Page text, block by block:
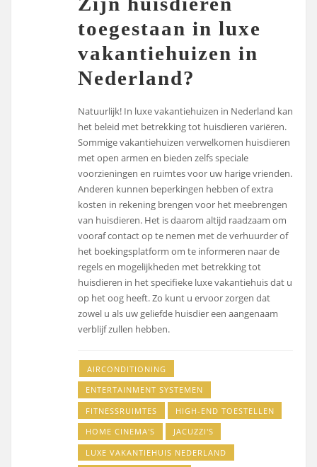
toegestaan in luxe
vakantiehuizen in
Nederland?
Natuurlijk! In luxe vakantiehuizen in Nederland kan
het beleid met betrekking tot huisdieren variëren.
Sommige vakantiehuizen verwelkomen huisdieren
met open armen en bieden zelfs speciale
voorzieningen en ruimtes voor uw harige vrienden.
Anderen kunnen beperkingen hebben of extra
kosten in rekening brengen voor het meebrengen
van huisdieren. Het is daarom altijd raadzaam om
vooraf contact op te nemen met de verhuurder of
het boekingsplatform om te informeren naar de
regels en mogelijkheden met betrekking tot
huisdieren in het specifieke luxe vakantiehuis dat u
op het oog heeft. Zo kunt u ervoor zorgen dat
zowel u als uw geliefde huisdier een aangenaam
verblijf zullen hebben.
AIRCONDITIONING
ENTERTAINMENT SYSTEMEN
FITNESSRUIMTES
HIGH-END TOESTELLEN
HOME CINEMA'S
JACUZZI'S
LUXE VAKANTIEHUIS NEDERLAND